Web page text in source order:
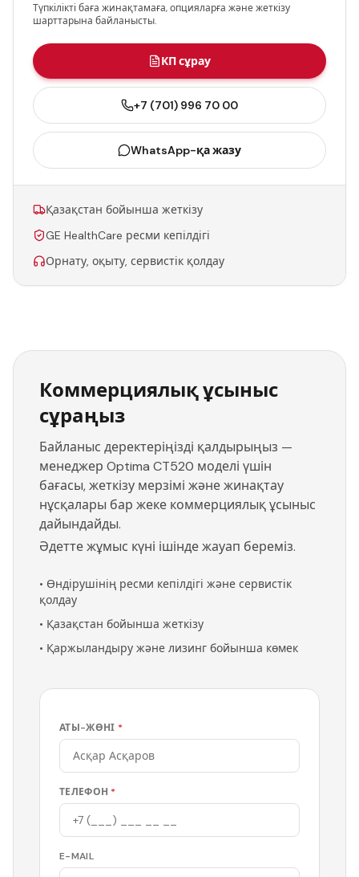
Түпкілікті баға жинақтамаға, опцияларға және жеткізу
шарттарына байланысты.
КП сұрау
+7 (701) 996 70 00
WhatsApp-қа жазу
Қазақстан бойынша жеткізу
GE HealthCare ресми кепілдігі
Орнату, оқыту, сервистік қолдау
Коммерциялық ұсыныс
сұраңыз
Байланыс деректеріңізді қалдырыңыз —
менеджер Optima CT520 моделі үшін
бағасы, жеткізу мерзімі және жинақтау
нұсқалары бар жеке коммерциялық ұсыныс
дайындайды.
Әдетте жұмыс күні ішінде жауап береміз.
• Өндірушінің ресми кепілдігі және сервистік
қолдау
• Қазақстан бойынша жеткізу
• Қаржыландыру және лизинг бойынша көмек
АТЫ-ЖӨНІ *
ТЕЛЕФОН *
E-MAIL